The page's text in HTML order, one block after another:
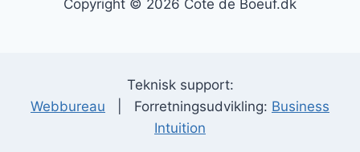
Copyright © 2026 Cote de Boeuf.dk
Teknisk support:
Webbureau | Forretningsudvikling: Business
Intuition